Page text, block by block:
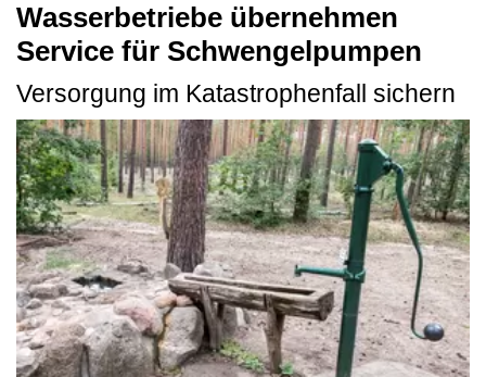
Wasserbetriebe übernehmen
Service für Schwengelpumpen
Versorgung im Katastrophenfall sichern